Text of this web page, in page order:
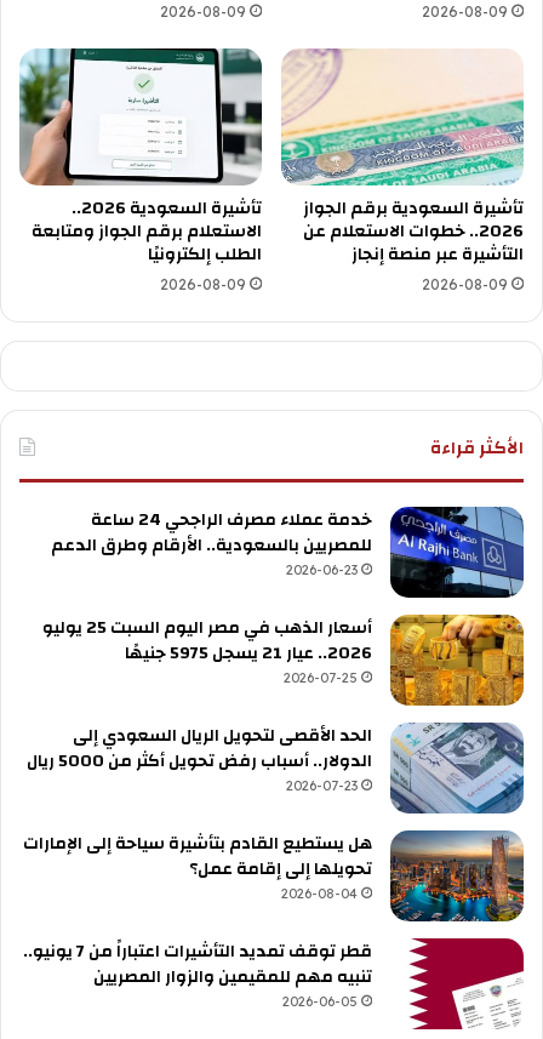
2026-08-09
2026-08-09
تأشيرة السعودية برقم الجواز
2026.. خطوات الاستعلام عن
التأشيرة عبر منصة إنجاز
2026-08-09
تأشيرة السعودية 2026..
الاستعلام برقم الجواز ومتابعة
الطلب إلكترونيًا
2026-08-09
الأكثر قراءة
خدمة عملاء مصرف الراجحي 24 ساعة
للمصريين بالسعودية.. الأرقام وطرق الدعم
2026-06-23
أسعار الذهب في مصر اليوم السبت 25 يوليو
2026.. عيار 21 يسجل 5975 جنيهًا
2026-07-25
الحد الأقصى لتحويل الريال السعودي إلى
الدولار.. أسباب رفض تحويل أكثر من 5000 ريال
2026-07-23
هل يستطيع القادم بتأشيرة سياحة إلى الإمارات
تحويلها إلى إقامة عمل؟
2026-08-04
قطر توقف تمديد التأشيرات اعتباراً من 7 يونيو..
تنبيه مهم للمقيمين والزوار المصريين
2026-06-05